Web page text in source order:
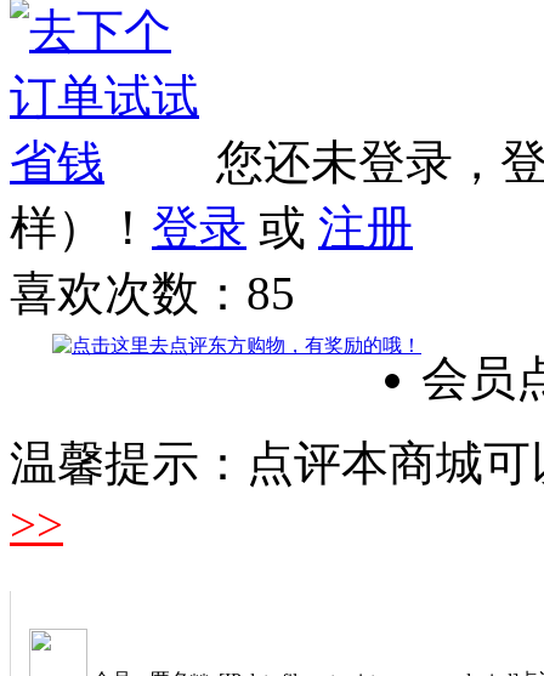
您还未登录，
样）！ 登录 或 注册
喜欢次数： 85
会员
温馨提示：点评本商城
>>